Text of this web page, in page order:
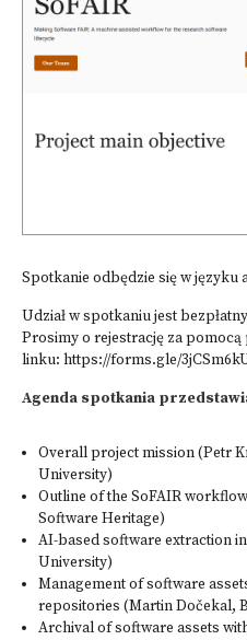
Spotkanie odbędzie się w języku
Udział w spotkaniu jest
Prosimy o rejestrację za pomocą
linku: https://forms.gle/
Agenda spotkania
Overall project mission (Petr
University)
Outline of the SoFAIR
Software Heritage)
AI-based software extraction
University)
Management of software
repositories (Martin Dočekal,
Archival of software assets